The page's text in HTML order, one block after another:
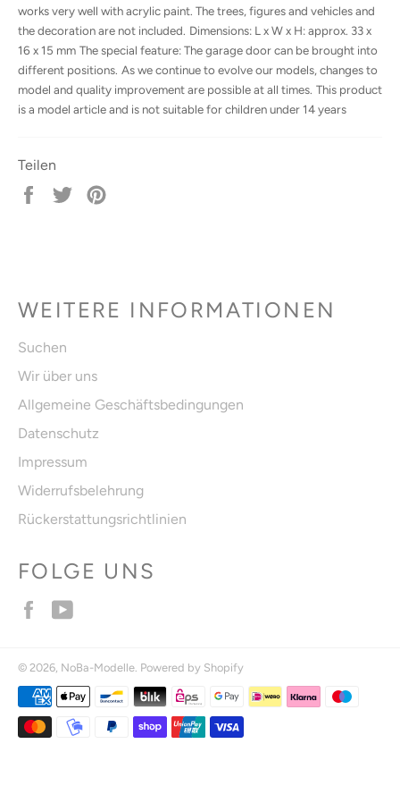
works very well with acrylic paint. The trees, figures and vehicles and
the decoration are not included. Dimensions: L x W x H: approx. 33 x
16 x 15 mm The special feature: The garage door can be brought into
different positions. As we continue to evolve our models, changes to
model and quality improvement are possible at all times. This product
is a model article and is not suitable for children under 14 years
Teilen
Auf
Auf
WEITERE INFORMATIONEN
Suchen
Wir über uns
Allgemeine Geschäftsbedingungen
Datenschutz
Impressum
Widerrufsbelehrung
Rückerstattungsrichtlinien
FOLGE UNS
Facebook
© 2026, NoBa-Modelle . Powered by Shopify
Zahlungsmethoden